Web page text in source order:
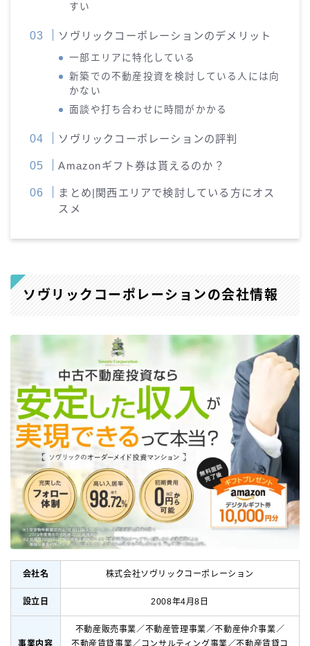
すい
ソヴリックコーポレーションのデメリット
一部エリアに特化している
新築での不動産投資を検討している人には向
かない
面談や打ち合わせに時間がかかる
ソヴリックコーポレーションの評判
Amazonギフト券は貰えるのか？
まとめ|関西エリアで検討している方にオス
スメ
ソヴリックコーポレーションの会社情報
会社名 株式会社ソヴリックコーポレーション
設立日 2008年4月8日
事業内容
不動産販売事業／不動産管理事業／不動産仲介事業／
不動産賃貸事業／コンサルティング事業／不動産賃貸コ